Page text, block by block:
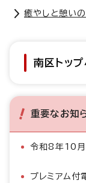
癒やしと憩い
南区トッ
重要なお知
令和8年10月
プレミアム付